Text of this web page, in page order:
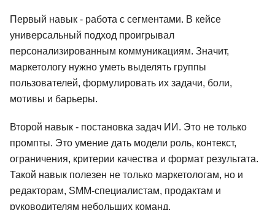
Первый навык - работа с сегментами. В кейсе
универсальный подход проигрывал
персонализированным коммуникациям. Значит,
маркетологу нужно уметь выделять группы
пользователей, формулировать их задачи, боли,
мотивы и барьеры.
Второй навык - постановка задач ИИ. Это не только
промпты. Это умение дать модели роль, контекст,
ограничения, критерии качества и формат результата.
Такой навык полезен не только маркетологам, но и
редакторам, SMM-специалистам, продактам и
руководителям небольших команд.